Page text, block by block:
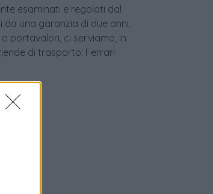
esaminati e regolati dal
una garanzia di due anni.
portavalori, ci serviamo, in
di trasporto: Ferrari